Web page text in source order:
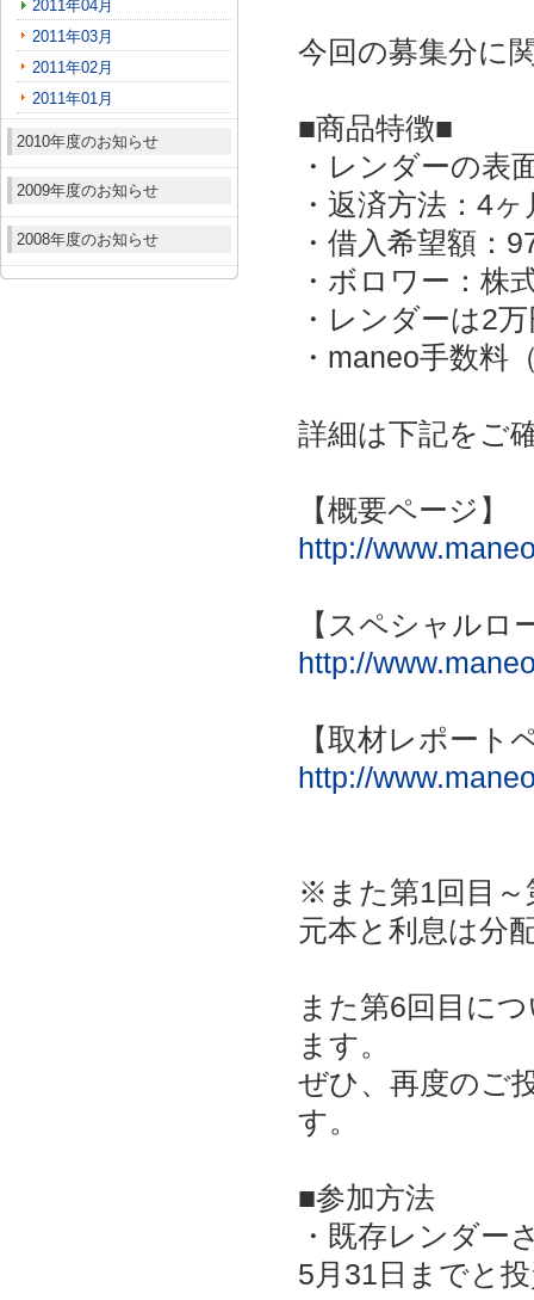
2011年04月
2011年03月
2011年02月
2011年01月
2010年度のお知らせ
2009年度のお知らせ
2008年度のお知らせ
今回の募集分に
■商品特徴■
・レンダーの表
・返済方法：4
・借入希望額：
・ボロワー：株
・レンダーは2
・maneo手数料
詳細は下記をご
【概要ページ】
http://
【スペシャルロ
http://
【取材レポート
http://
※また第1回目～
元本と利息は分
また第6回目に
ます。
ぜひ、再度のご
す。
■参加方法
・既存レンダー
5月31日までと